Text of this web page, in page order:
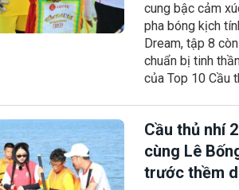
cung bậc cảm
pha bóng kịch
Dream, tập 8
chuẩn bị tinh
của Top 10 Cầu
Cầu thủ nhí
cùng Lê
trước thềm